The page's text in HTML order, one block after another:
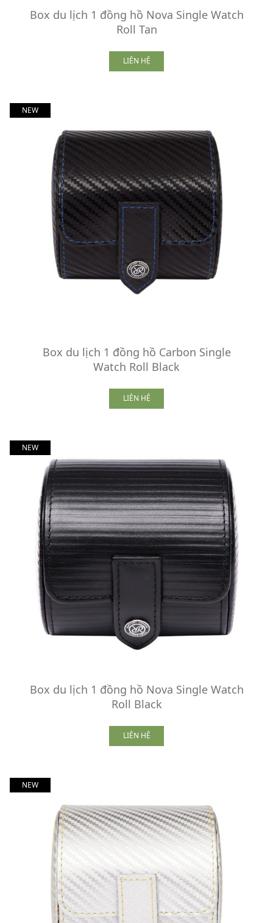
Box du lịch 1 đồng hồ Nova Single Watch
Roll Tan
LIÊN HỆ
NEW
Box du lịch 1 đồng hồ Carbon Single
Watch Roll Black
LIÊN HỆ
NEW
Box du lịch 1 đồng hồ Nova Single Watch
Roll Black
LIÊN HỆ
NEW